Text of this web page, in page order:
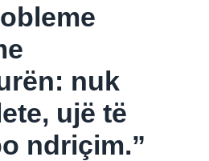
nuk
ujë të
ndriçim.”